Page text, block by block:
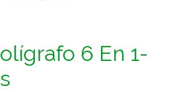
6 En 1-